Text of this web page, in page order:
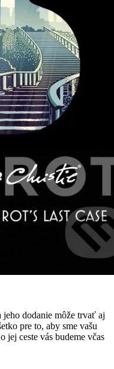
dodanie môže trvať aj
pre to, aby sme vašu
jej ceste vás budeme včas